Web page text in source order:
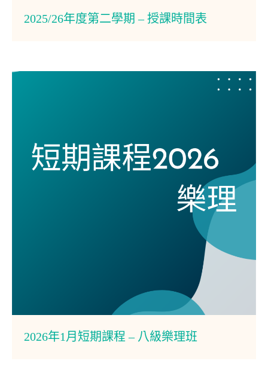
2025/26年度第二學期 – 授課時間表
2026年1月短期課程 – 八級樂理班